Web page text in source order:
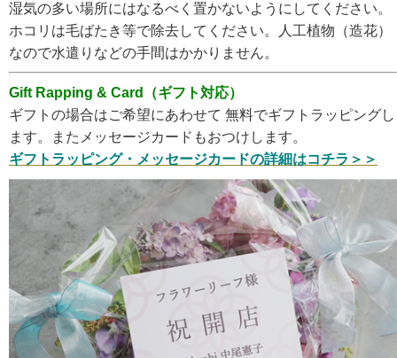
湿気の多い場所にはなるべく置かないようにしてください。
ホコリは毛ばたき等で除去してください。人工植物（造花）
なので水遣りなどの手間はかかりません。
Gift Rapping & Card（ギフト対応）
ギフトの場合はご希望にあわせて 無料でギフトラッピングし
ます。またメッセージカードもおつけします。
ギフトラッピング・メッセージカードの詳細はコチラ＞＞